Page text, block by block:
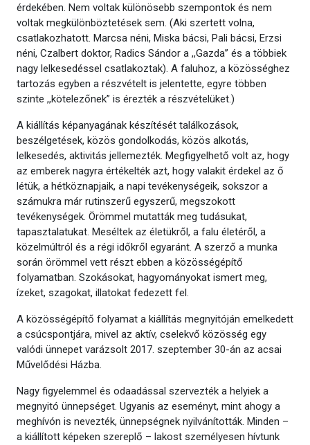
érdekében. Nem voltak különösebb szempontok és nem
voltak megkülönböztetések sem. (Aki szertett volna,
csatlakozhatott. Marcsa néni, Miska bácsi, Pali bácsi, Erzsi
néni, Czalbert doktor, Radics Sándor a ,,Gazda’’ és a többiek
nagy lelkesedéssel csatlakoztak). A faluhoz, a közösséghez
tartozás egyben a részvételt is jelentette, egyre többen
szinte ,,kötelezőnek” is érezték a részvételüket.)
A kiállítás képanyagának készítését találkozások,
beszélgetések, közös gondolkodás, közös alkotás,
lelkesedés, aktivitás jellemezték. Megfigyelhető volt az, hogy
az emberek nagyra értékelték azt, hogy valakit érdekel az ő
létük, a hétköznapjaik, a napi tevékenységeik, sokszor a
számukra már rutinszerű egyszerű, megszokott
tevékenységek. Örömmel mutatták meg tudásukat,
tapasztalatukat. Meséltek az életükről, a falu életéről, a
közelmúltról és a régi időkről egyaránt. A szerző a munka
során örömmel vett részt ebben a közösségépítő
folyamatban. Szokásokat, hagyományokat ismert meg,
ízeket, szagokat, illatokat fedezett fel.
A közösségépítő folyamat a kiállítás megnyitóján emelkedett
a csúcspontjára, mivel az aktív, cselekvő közösség egy
valódi ünnepet varázsolt 2017. szeptember 30-án az acsai
Művelődési Házba.
Nagy figyelemmel és odaadással szervezték a helyiek a
megnyitó ünnepséget. Ugyanis az eseményt, mint ahogy a
meghívón is nevezték, ünnepségnek nyilvánították. Minden –
a kiállított képeken szereplő – lakost személyesen hívtunk